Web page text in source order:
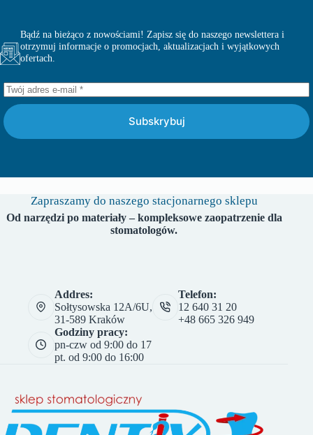
Bądź na bieżąco z nowościami! Zapisz się do naszego newslettera i
otrzymuj informacje o promocjach, aktualizacjach i wyjątkowych
ofertach.
Subskrybuj
Zapraszamy do naszego stacjonarnego sklepu
Od narzędzi po materiały – kompleksowe zaopatrzenie dla
stomatologów.
Addres:
Sołtysowska 12A/6U,
31-589 Kraków
Telefon:
12 640 31 20
+48 665 326 949
Godziny pracy:
pn-czw od 9:00 do 17
pt. od 9:00 do 16:00